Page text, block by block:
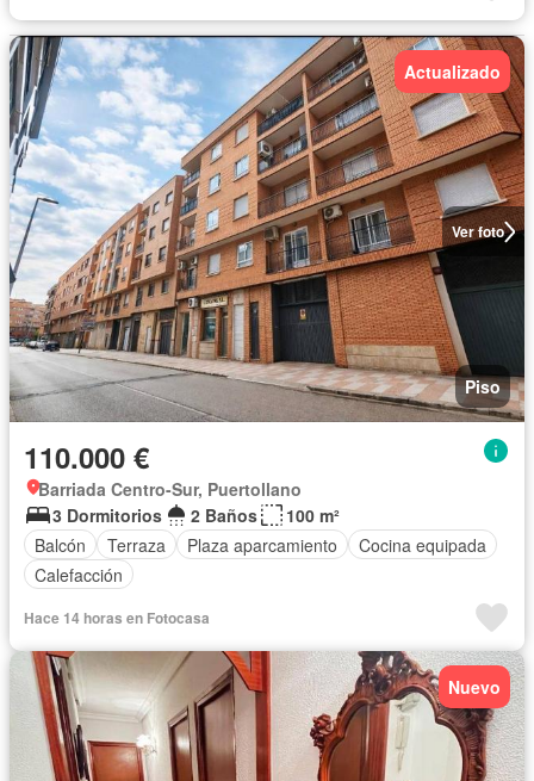
Ver foto
Actualizado
Piso
110.000 €
Barriada Centro-Sur, Puertollano
3 Dormitorios
2 Baños
100 m²
Balcón
Terraza Plaza aparcamiento
Cocina equipada
Calefacción
Hace 14 horas en Fotocasa
Nuevo